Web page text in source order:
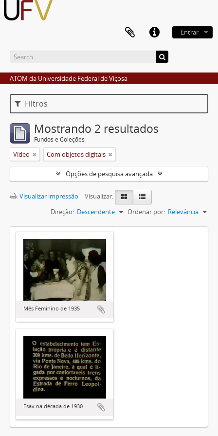
Entrar
ATOM da Universidade Federal de Viçosa
Filtros
Mostrando 2 resultados
Fundos e Coleções
Vídeo Com objetos digitais
Opções de pesquisa avançada
Visualizar impressão
Visualizar:
Ordenar por: Relevância
Direção: Descendente
Mês Feminino de 1935
Esav na década de 1930